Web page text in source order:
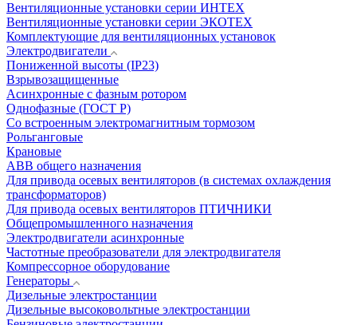
Вентиляционные установки серии ИНТЕХ
Вентиляционные установки серии ЭКОТЕХ
Комплектующие для вентиляционных установок
Электродвигатели
Пониженной высоты (IP23)
Взрывозащищенные
Асинхронные с фазным ротором
Однофазные (ГОСТ Р)
Со встроенным электромагнитным тормозом
Рольганговые
Крановые
АВВ общего назначения
Для привода осевых вентиляторов (в системах охлаждения
трансформаторов)
Для привода осевых вентиляторов ПТИЧНИКИ
Общепромышленного назначения
Электродвигатели асинхронные
Частотные преобразователи для электродвигателя
Компрессорное оборудование
Генераторы
Дизельные электростанции
Дизельные высоковольтные электростанции